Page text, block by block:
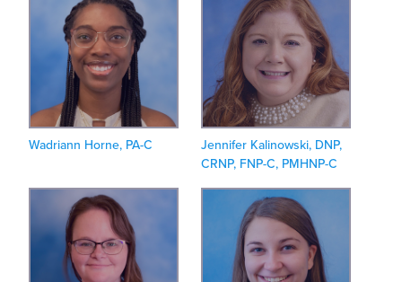
Wadriann Horne, PA-C
Jennifer Kalinowski, DNP,
CRNP, FNP-C, PMHNP-C